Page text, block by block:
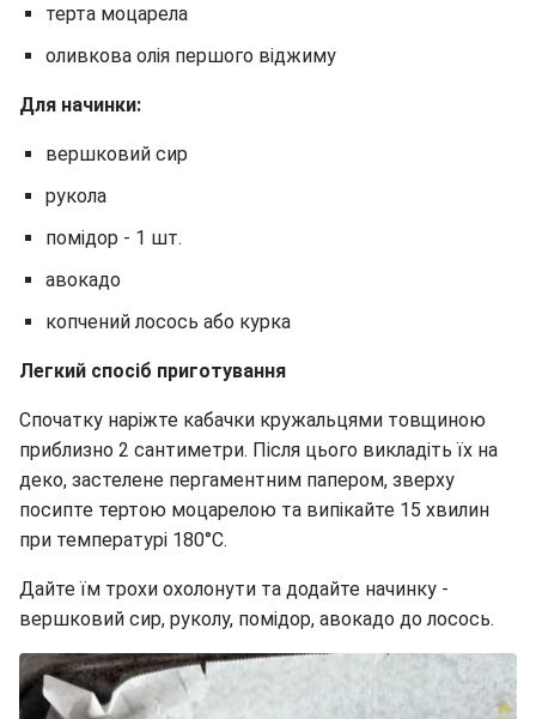
терта моцарела
оливкова олія першого віджиму
Для начинки:
вершковий сир
рукола
помідор - 1 шт.
авокадо
копчений лосось або курка
Легкий спосіб приготування
Спочатку наріжте кабачки кружальцями товщиною
приблизно 2 сантиметри. Після цього викладіть їх на
деко, застелене пергаментним папером, зверху
посипте тертою моцарелою та випікайте 15 хвилин
при температурі 180°C.
Дайте їм трохи охолонути та додайте начинку -
вершковий сир, руколу, помідор, авокадо до лосось.